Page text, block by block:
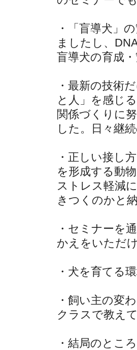
・「盲導犬」
ましたし、
盲導犬の育成
・最新の技術
と人」を感じ
関係づくりに
した。日々継
・正しい接し
を形成する動
ストレス軽減
きつくのかと
・セミナーを
かえをいただ
・犬を育てる
・飼い主の変
クラスで教え
・結局のとこ